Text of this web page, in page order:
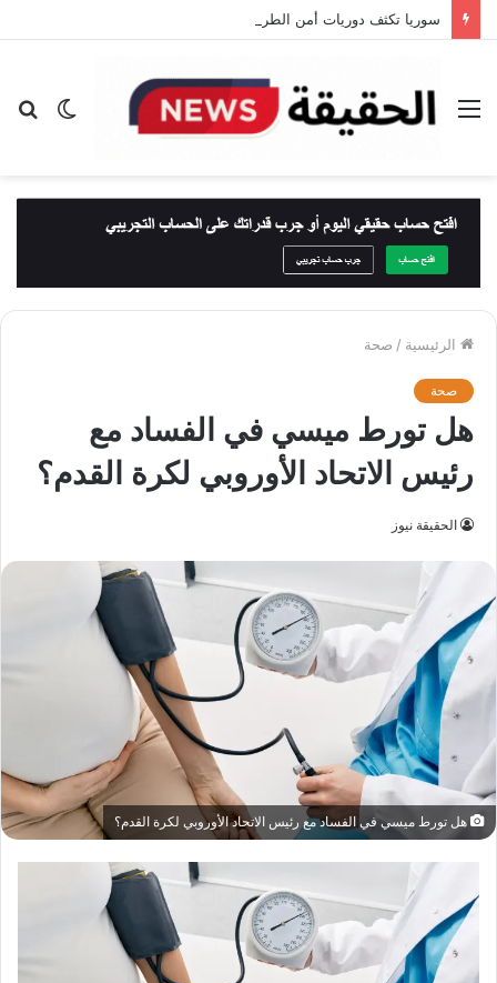
الوضع
القائمة
الرئيسية / صحة
صحة
هل تورط ميسي في الفساد مع
رئيس الاتحاد الأوروبي لكرة القدم؟
الحقيقة نيوز
هل تورط ميسي في الفساد مع رئيس الاتحاد الأوروبي لكرة القدم؟